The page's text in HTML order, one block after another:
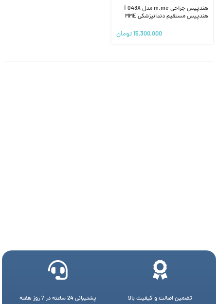
هندپیس جراحی m.me مدل 043X |
هندپیس مستقیم دندانپزشکی MME
15,300,000تومان
تضمین اصالت و کیفیت بالا پشتیبانی 24 ساعته در 7 روز هفته